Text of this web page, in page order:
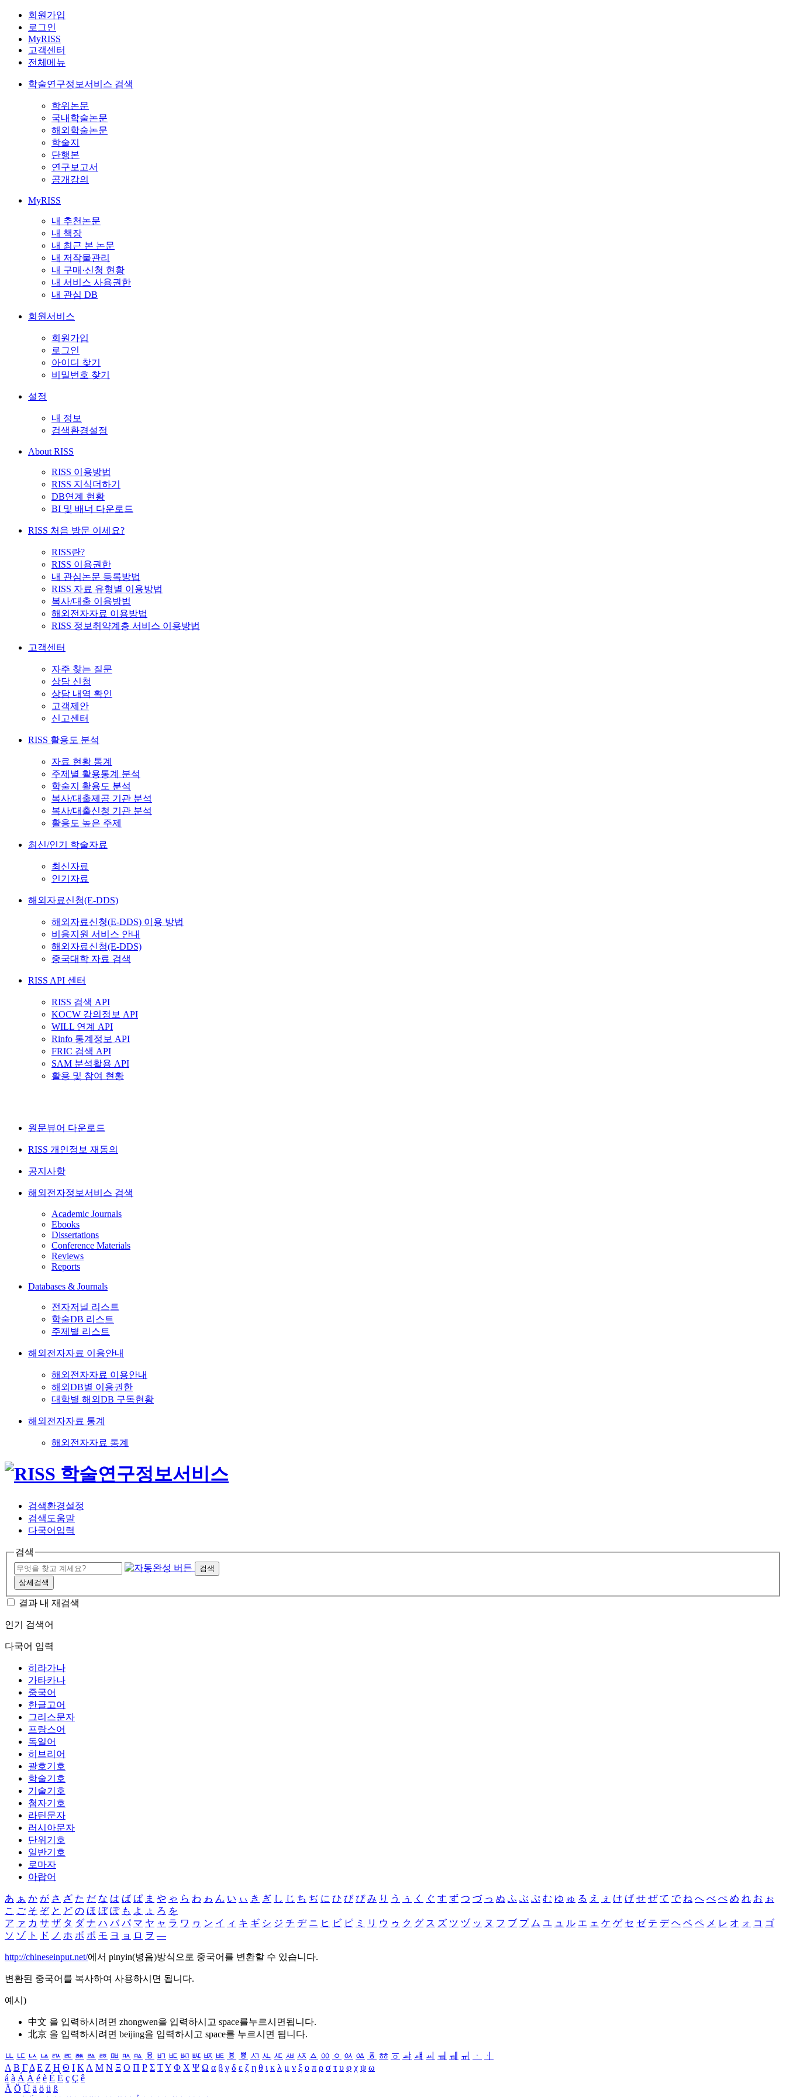
회원가입
로그인
MyRISS
고객센터
전체메뉴
학술연구정보서비스 검색
학위논문
국내학술논문
해외학술논문
학술지
단행본
연구보고서
공개강의
MyRISS
내 추천논문
내 책장
내 최근 본 논문
내 저작물관리
내 구매·신청 현황
내 서비스 사용권한
내 관심 DB
회원서비스
회원가입
로그인
아이디 찾기
비밀번호 찾기
설정
내 정보
검색환경설정
About RISS
RISS 이용방법
RISS 지식더하기
DB연계 현황
BI 및 배너 다운로드
RISS 처음 방문 이세요?
RISS란?
RISS 이용권한
내 관심논문 등록방법
RISS 자료 유형별 이용방법
복사/대출 이용방법
해외전자자료 이용방법
RISS 정보취약계층 서비스 이용방법
고객센터
자주 찾는 질문
상담 신청
상담 내역 확인
고객제안
신고센터
RISS 활용도 분석
자료 현황 통계
주제별 활용통계 분석
학술지 활용도 분석
복사/대출제공 기관 분석
복사/대출신청 기관 분석
활용도 높은 주제
최신/인기 학술자료
최신자료
인기자료
해외자료신청(E-DDS)
해외자료신청(E-DDS) 이용 방법
비용지원 서비스 안내
해외자료신청(E-DDS)
중국대학 자료 검색
RISS API 센터
RISS 검색 API
KOCW 강의정보 API
WILL 연계 API
Rinfo 통계정보 API
FRIC 검색 API
SAM 분석활용 API
활용 및 참여 현황
원문뷰어 다운로드
RISS 개인정보 재동의
공지사항
해외전자정보서비스 검색
Academic Journals
Ebooks
Dissertations
Conference Materials
Reviews
Reports
Databases & Journals
전자저널 리스트
학술DB 리스트
주제별 리스트
해외전자자료 이용안내
해외전자자료 이용안내
해외DB별 이용권한
대학별 해외DB 구독현황
해외전자자료 통계
해외전자자료 통계
검색환경설정
검색도움말
다국어입력
검색
검색
상세검색
결과 내 재검색
인기 검색어
다국어 입력
히라가나
가타카나
중국어
한글고어
그리스문자
프랑스어
독일어
히브리어
괄호기호
학술기호
기술기호
첨자기호
라틴문자
러시아문자
단위기호
일반기호
로마자
아랍어
あ ぁ か が さ ざ た だ な は ば ぱ ま や ゃ ら わ ゎ ん い ぃ き ぎ し じ ち ぢ に ひ び ぴ み り う ぅ く ぐ す ず つ づ っ ぬ ふ ぶ ぷ む ゆ ゅ る え ぇ け げ せ ぜ て で ね へ べ ぺ め れ お ぉ
こ ご そ ぞ と ど の ほ ぼ ぽ も よ ょ ろ を
ア ァ カ サ ザ タ ダ ナ ハ バ パ マ ヤ ャ ラ ワ ヮ ン イ ィ キ ギ シ ジ チ ヂ ニ ヒ ビ ピ ミ リ ウ ゥ ク グ ス ズ ツ ヅ ッ ヌ フ ブ プ ム ユ ュ ル エ ェ ケ ゲ セ ゼ テ デ ヘ ベ ペ メ レ オ ォ コ ゴ
ソ ゾ ト ド ノ ホ ボ ポ モ ヨ ョ ロ ヲ ―
http://chineseinput.net/에서 pinyin(병음)방식으로 중국어를 변환할 수 있습니다.
변환된 중국어를 복사하여 사용하시면 됩니다.
예시)
中文 을 입력하시려면 zhongwen을 입력하시고 space를누르시면됩니다.
北京 을 입력하시려면 beijing을 입력하시고 space를 누르시면 됩니다.
ㅥ ㅦ ㅧ ㅨ ㅩ ㅪ ㅫ ㅬ ㅭ ㅮ ㅯ ㅰ ㅱ ㅲ ㅳ ㅴ ㅵ ㅶ ㅷ ㅸ ㅹ ㅺ ㅻ ㅼ ㅽ ㅾ ㅿ ㆀ ㆁ ㆂ ㆃ ㆄ ㆅ ㆆ ㆇ ㆈ ㆉ ㆊ ㆋ ㆌ ㆍ
ㆎ
Α Β ΓΔ Ε Ζ Η Θ Ι ΚΛ Μ Ν Ξ Ο Π Ρ Σ ΤΥ Φ Χ Ψ Ω α β γ δ ε ζ η θ ι κ λ μ ν ξ ο π ρ σ τ υ φ χ ψ ω
á à Á À é è É È ç Ç ê
Ä Ö Ü ä ö ü ß